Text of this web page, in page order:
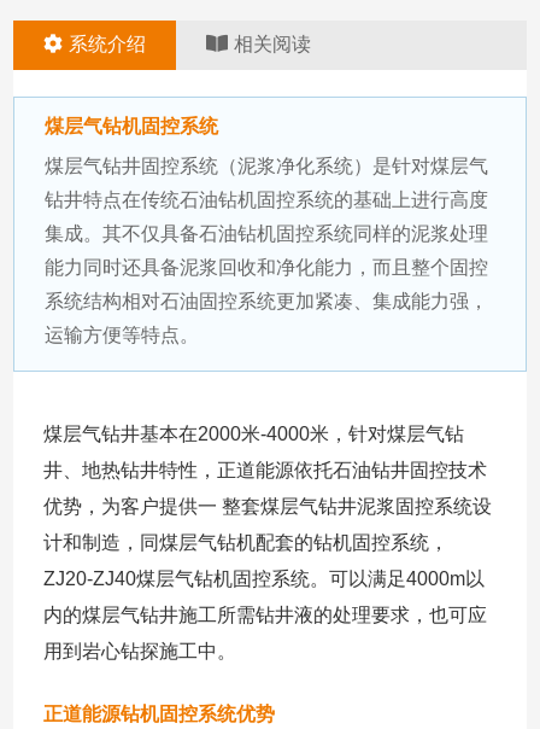
系统介绍 相关阅读
煤层气钻机固控系统
煤层气钻井固控系统（泥浆净化系统）是针对煤层气
钻井特点在传统石油钻机固控系统的基础上进行高度
集成。其不仅具备石油钻机固控系统同样的泥浆处理
能力同时还具备泥浆回收和净化能力，而且整个固控
系统结构相对石油固控系统更加紧凑、集成能力强，
运输方便等特点。
煤层气钻井基本在2000米-4000米，针对煤层气钻
井、地热钻井特性，正道能源依托石油钻井固控技术
优势，为客户提供一 整套煤层气钻井泥浆固控系统设
计和制造，同煤层气钻机配套的钻机固控系统，
ZJ20-ZJ40煤层气钻机固控系统。可以满足4000m以
内的煤层气钻井施工所需钻井液的处理要求，也可应
用到岩心钻探施工中。
正道能源钻机固控系统优势